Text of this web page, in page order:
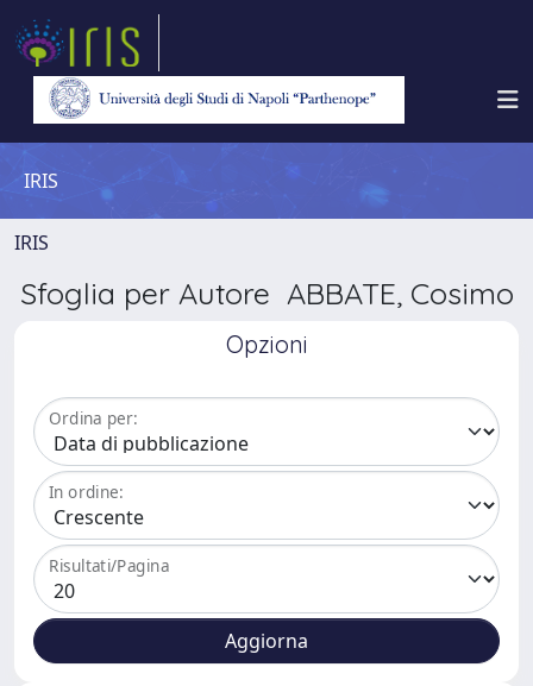
IRIS
IRIS
Sfoglia per Autore ABBATE, Cosimo
Opzioni
Ordina per:
In ordine:
Risultati/Pagina